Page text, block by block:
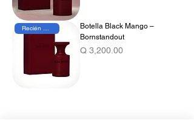
Recién Llegado
Botella Black Mango –
Bornstandout
Precio
Q 3,200.00